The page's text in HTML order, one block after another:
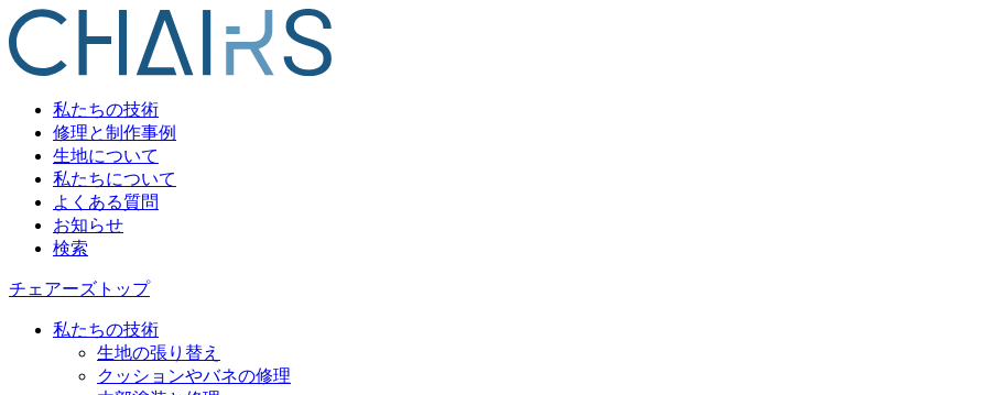
私たちの技術
修理と制作事例
生地について
私たちについて
よくある質問
お知らせ
検索
チェアーズトップ
私たちの技術
生地の張り替え
クッションやバネの修理